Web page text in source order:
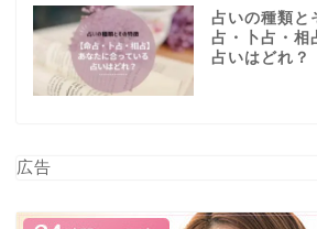
占いの種類と
占・卜占・相
占いはどれ？
広告